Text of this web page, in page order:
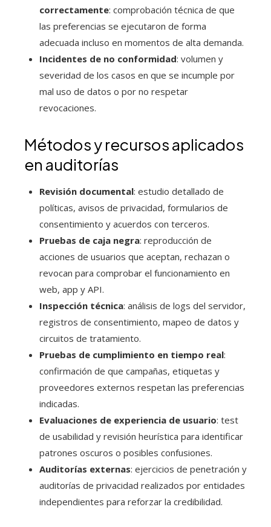
correctamente: comprobación técnica de que
las preferencias se ejecutaron de forma
adecuada incluso en momentos de alta demanda.
Incidentes de no conformidad: volumen y
severidad de los casos en que se incumple por
mal uso de datos o por no respetar
revocaciones.
Métodos y recursos aplicados
en auditorías
Revisión documental: estudio detallado de
políticas, avisos de privacidad, formularios de
consentimiento y acuerdos con terceros.
Pruebas de caja negra: reproducción de
acciones de usuarios que aceptan, rechazan o
revocan para comprobar el funcionamiento en
web, app y API.
Inspección técnica: análisis de logs del servidor,
registros de consentimiento, mapeo de datos y
circuitos de tratamiento.
Pruebas de cumplimiento en tiempo real:
confirmación de que campañas, etiquetas y
proveedores externos respetan las preferencias
indicadas.
Evaluaciones de experiencia de usuario: test
de usabilidad y revisión heurística para identificar
patrones oscuros o posibles confusiones.
Auditorías externas: ejercicios de penetración y
auditorías de privacidad realizados por entidades
independientes para reforzar la credibilidad.